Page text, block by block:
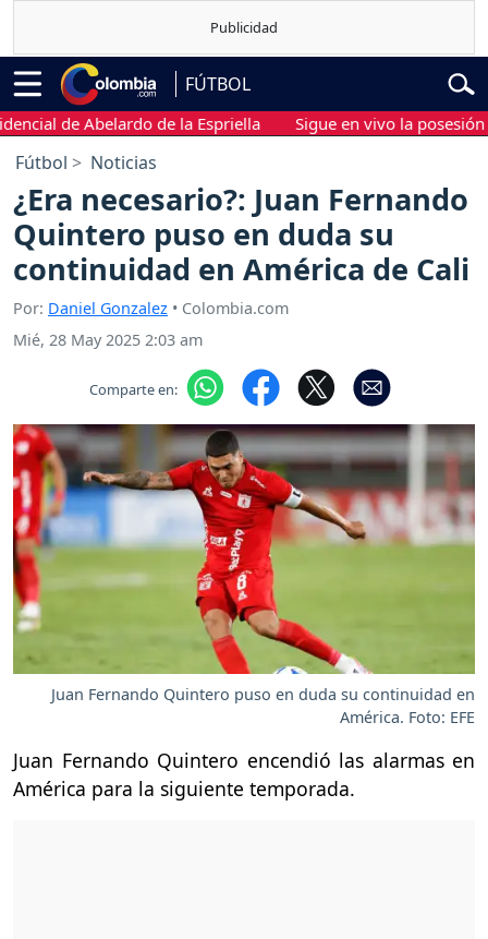
FÚTBOL
de Abelardo de la Espriella Sigue en vivo la posesión
Fútbol Noticias
¿Era necesario?: Juan Fernando
Quintero puso en duda su
continuidad en América de Cali
Por: Daniel Gonzalez • Colombia.com
Mié, 28 May 2025 2:03 am
Comparte en:
Juan Fernando Quintero puso en duda su continuidad en
América. Foto: EFE
Juan Fernando Quintero encendió las alarmas en
América para la siguiente temporada.